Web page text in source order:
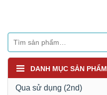
DANH MỤC SẢN PHẨM
Qua sử dụng (2nd)